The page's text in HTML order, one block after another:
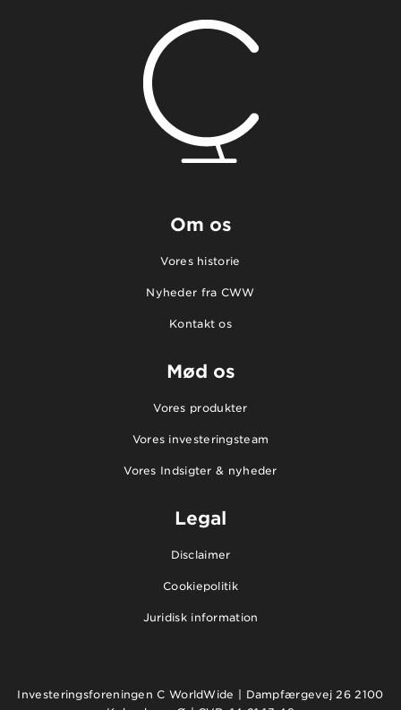
Om os
Vores historie
Nyheder fra CWW
Kontakt os
Mød os
Vores produkter
Vores investeringsteam
Vores Indsigter & nyheder
Legal
Disclaimer
Cookiepolitik
Juridisk information
Investeringsforeningen C WorldWide | Dampfærgevej 26 2100